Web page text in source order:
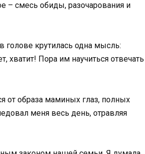
– смесь обиды, разочарования и
голове крутилась одна мысль:
хватит! Пора им научиться отвечать
от образа маминых глаз, полных
меня весь день, отравляя